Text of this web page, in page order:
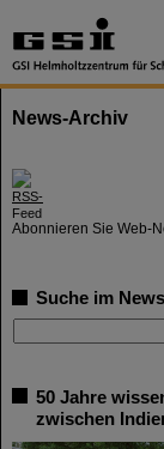
News-Archiv
Abonnieren Sie Web-
Suche im
50 Jahre
zwischen